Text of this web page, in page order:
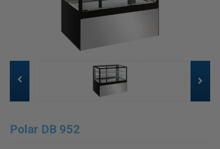
Polar DB 952